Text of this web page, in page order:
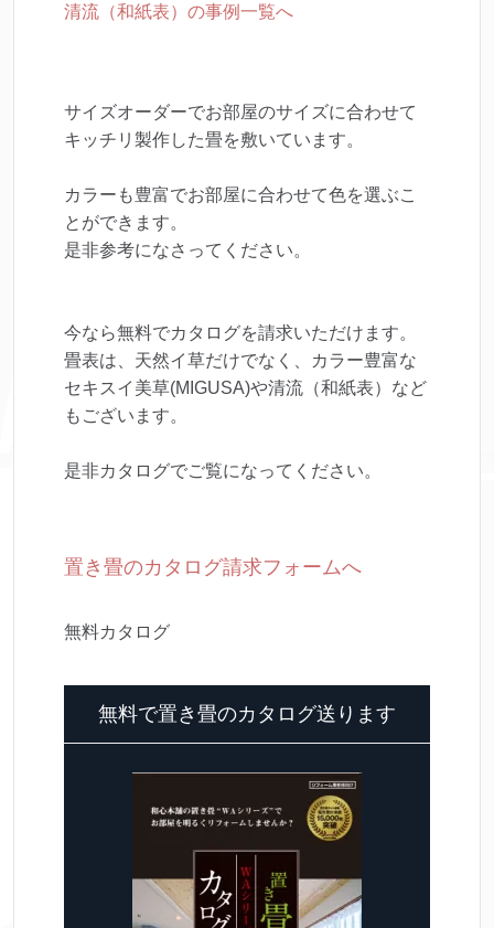
清流（和紙表）の事例一覧へ
サイズオーダーでお部屋のサイズに合わせて
キッチリ製作した畳を敷いています。
カラーも豊富でお部屋に合わせて色を選ぶこ
とができます。
是非参考になさってください。
今なら無料でカタログを請求いただけます。
畳表は、天然イ草だけでなく、カラー豊富な
セキスイ美草(MIGUSA)や清流（和紙表）など
もございます。
是非カタログでご覧になってください。
置き畳のカタログ請求フォームへ
無料カタログ
無料で置き畳のカタログ送ります